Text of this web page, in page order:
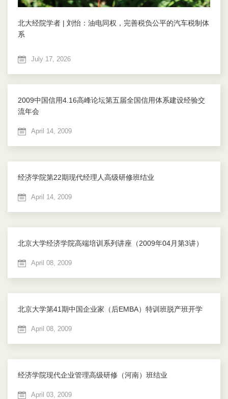
北大经院学者 | 刘怡：油电同权，完善税负公平的汽车税制体
系
July 17, 2026
2009中国信用4.16高峰论坛第五届全国信用体系建设经验交
流年会
April 14, 2009
经济学院第22期现代经理人高级研修班结业
April 14, 2009
北京大学经济学院高端培训系列讲座（2009年04月第3讲）
April 08, 2009
北京大学第41期中国企业家（后EMBA）特训班脱产班开学
April 08, 2009
经济学院现代企业管理高级研修（河南）班结业
April 03, 2009